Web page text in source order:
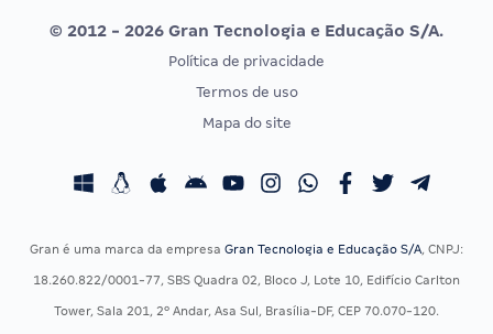
Vunesp
CONCURSOS POR PROFISSÃO
Concursos Fiscais
Concursos Saúde
EXAME DE ORDEM
Calendário OAB
© 2012 - 2026 Gran Tecnologia e Educação S/A.
Política de privacidade
Termos de uso
Mapa do site
Gran é uma marca da empresa Gran Tecnologia e Educação S/A, CNPJ:
18.260.822/0001-77, SBS Quadra 02, Bloco J, Lote 10, Edifício Carlton
Tower, Sala 201, 2º Andar, Asa Sul, Brasília-DF, CEP 70.070-120.